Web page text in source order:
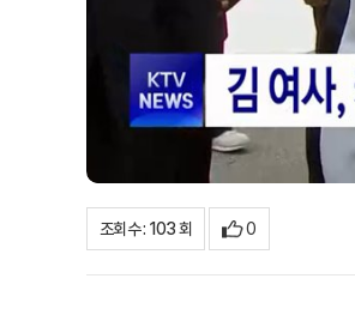
조회수 : 103 회 0